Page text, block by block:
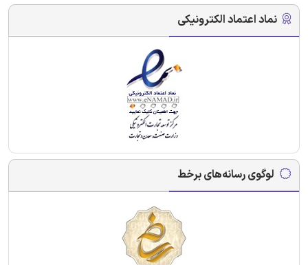
نماد اعتماد الکترونیکی
لوگوی رسانه‌های برخط